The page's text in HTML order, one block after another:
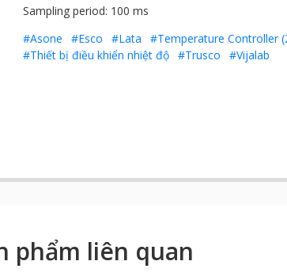
Sampling period: 100 ms
#Asone
#Esco #Lata
#Temperature Controller
#Thiết bị điều khiển nhiệt độ #Trusco #Vijalab
phẩm liên quan